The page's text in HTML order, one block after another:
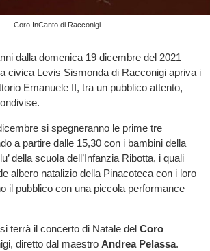
Coro InCanto di Racconigi
dalla domenica 19 dicembre del 2021
civica Levis Sismonda di Racconigi apriva i
Emanuele II, tra un pubblico attento,
si spegneranno le prime tre
a partire dalle 15,30 con i bambini della
della scuola dell’Infanzia Ribotta, i quali
albero natalizio della Pinacoteca con i loro
il pubblico con una piccola performance
terrà il concerto di Natale del Coro
diretto dal maestro Andrea Pelassa.